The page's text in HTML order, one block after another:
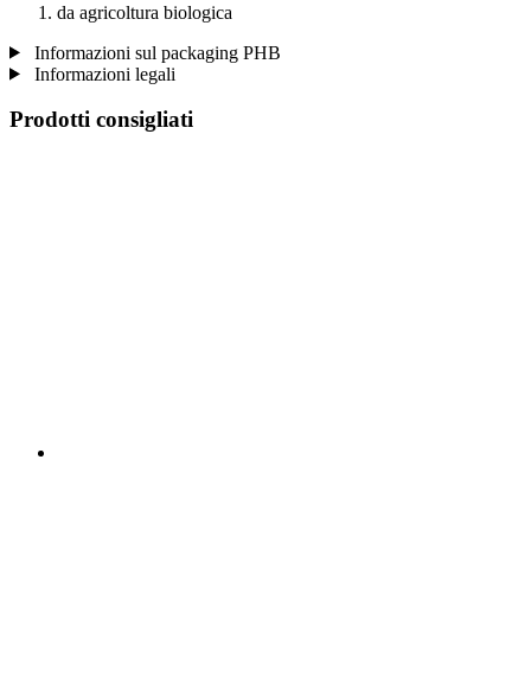
da agricoltura biologica
Informazioni sul packaging PHB
Informazioni legali
Prodotti consigliati